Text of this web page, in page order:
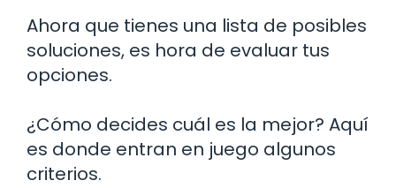
Ahora que tienes una lista de posibles
soluciones, es hora de evaluar tus
opciones.
¿Cómo decides cuál es la mejor? Aquí
es donde entran en juego algunos
criterios.